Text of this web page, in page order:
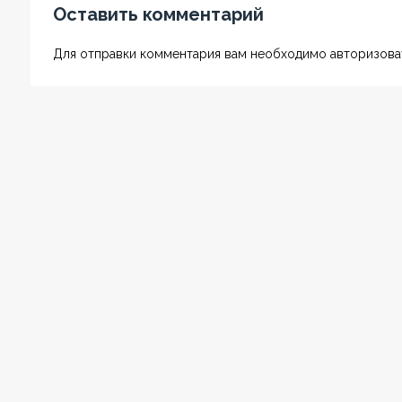
Оставить комментарий
Для отправки комментария вам необходимо